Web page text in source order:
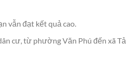
vẫn đạt kết quả cao.
cư, từ phường Văn Phú đến xã Tả